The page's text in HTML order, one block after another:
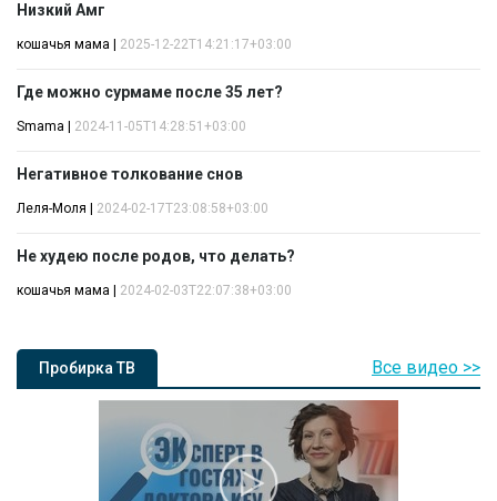
Низкий Амг
кошачья мама 2025-12-22T14:21:17+03:00
Где можно сурмаме после 35 лет?
Smama 2024-11-05T14:28:51+03:00
Негативное толкование снов
Леля-Моля 2024-02-17T23:08:58+03:00
Не худею после родов, что делать?
кошачья мама 2024-02-03T22:07:38+03:00
Пробирка ТВ Все видео >>